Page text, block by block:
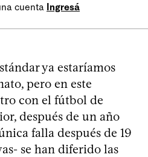
cuenta Ingresá
ya estaríamos
pero en este
con el fútbol de
después de un año
falla después de 19
se han diferido las